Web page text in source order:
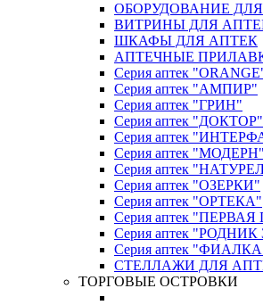
ОБОРУДОВАНИЕ
ВИТРИНЫ ДЛЯ
ШКАФЫ ДЛЯ АПТЕК
АПТЕЧНЫЕ
Серия аптек
Серия аптек "АМПИР"
Серия аптек "ГРИН"
Серия аптек "ДОКТОР"
Серия аптек
Серия аптек "МОДЕРН"
Серия аптек
Серия аптек "ОЗЕРКИ"
Серия аптек "ОРТЕКА"
Серия аптек
Серия аптек
Серия аптек
СТЕЛЛАЖИ ДЛЯ
ТОРГОВЫЕ ОСТРОВКИ